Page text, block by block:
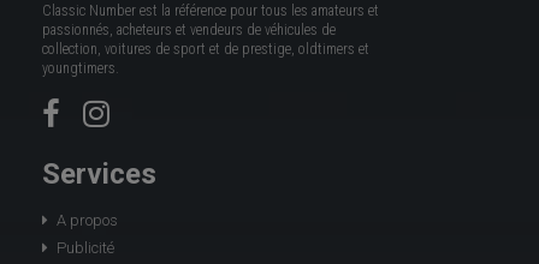
Classic Number est la référence pour tous les amateurs et
passionnés, acheteurs et vendeurs de véhicules de
collection, voitures de sport et de prestige, oldtimers et
youngtimers.
Services
A propos
Publicité